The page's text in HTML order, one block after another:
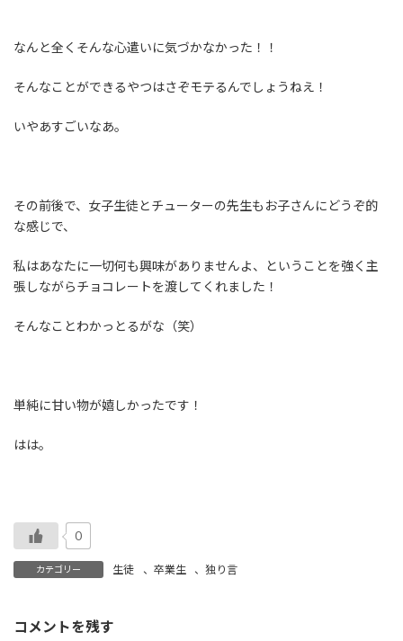
なんと全くそんな心遣いに気づかなかった！！
そんなことができるやつはさぞモテるんでしょうねえ！
いやあすごいなあ。
その前後で、女子生徒とチューターの先生もお子さんにどうぞ的
な感じで、
私はあなたに一切何も興味がありませんよ、ということを強く主
張しながらチョコレートを渡してくれました！
そんなことわかっとるがな（笑）
単純に甘い物が嬉しかったです！
はは。
0
カテゴリー 生徒 、 卒業生 、独り言
コメントを残す